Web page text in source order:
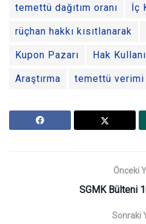
temettü dağıtım oranı İç
rüçhan hakkı kısıtlanarak
Kupon Pazarı Hak
Araştırma temettü verimi
Önceki
SGMK Bülteni
Sonraki